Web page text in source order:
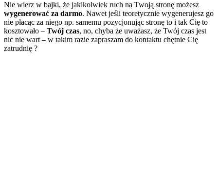
Nie wierz w bajki, że jakikolwiek ruch na Twoją stronę możesz
wygenerować za darmo. Nawet jeśli teoretycznie wygenerujesz go
nie płacąc za niego np. samemu pozycjonując stronę to i tak Cię to
kosztowało – Twój czas, no, chyba że uważasz, że Twój czas jest
nic nie wart – w takim razie zapraszam do kontaktu chętnie Cię
zatrudnię ?